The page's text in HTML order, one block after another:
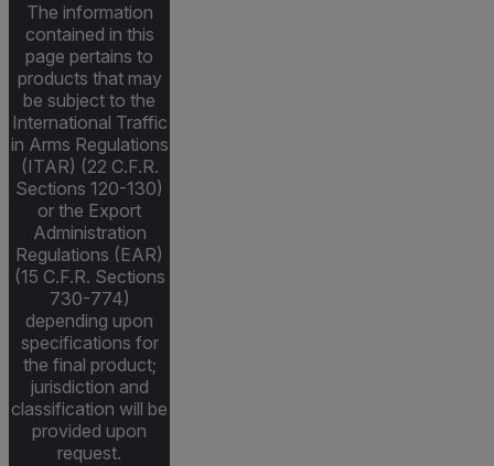
The information
contained in this
page pertains to
products that may
be subject to the
International Traffic
in Arms Regulations
(ITAR) (22 C.F.R.
Sections 120-130)
or the Export
Administration
Regulations (EAR)
(15 C.F.R. Sections
730-774)
depending upon
specifications for
the final product;
jurisdiction and
classification will be
provided upon
request.